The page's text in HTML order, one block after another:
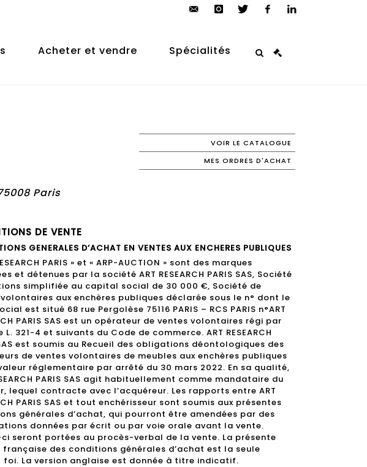
auction.com
Acheter et vendre Spécialités
Paris
VOIR LE CATALOGUE
MES ORDRES D'ACHAT
DE VENTE
GENERALES D’ACHAT EN VENTES AUX ENCHERES PUBLIQUES
PARIS » et « ARP-AUCTION » sont des marques
et détenues par la société ART RESEARCH PARIS SAS, Société
simplifiée au capital social de 30 000 €, Société de
aux enchères publiques déclarée sous le n° dont le
est situé 68 rue Pergolèse 75116 PARIS – RCS PARIS n°ART
PARIS SAS est un opérateur de ventes volontaires régi par
L. 321-4 et suivants du Code de commerce. ART RESEARCH
est soumis au Recueil des obligations déontologiques des
de ventes volontaires de meubles aux enchères publiques
réglementaire par arrêté du 30 mars 2022. En sa qualité,
PARIS SAS agit habituellement comme mandataire du
lequel contracte avec l’acquéreur. Les rapports entre ART
PARIS SAS et tout enchérisseur sont soumis aux présentes
générales d’achat, qui pourront être amendées par des
données par écrit ou par voie orale avant la vente.
seront portées au procès-verbal de la vente. La présente
française des conditions générales d’achat est la seule
La version anglaise est donnée à titre indicatif.